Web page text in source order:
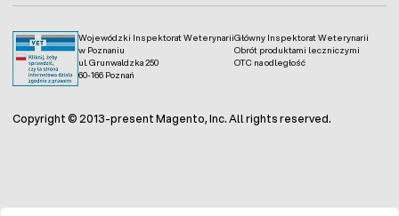
Wojewódzki Inspektorat Weterynarii
w Poznaniu
ul. Grunwaldzka 250
60-166 Poznań
Główny Inspektorat Weterynarii
Obrót produktami leczniczymi
OTC na odległość
Copyright © 2013-present Magento, Inc. All rights reserved.